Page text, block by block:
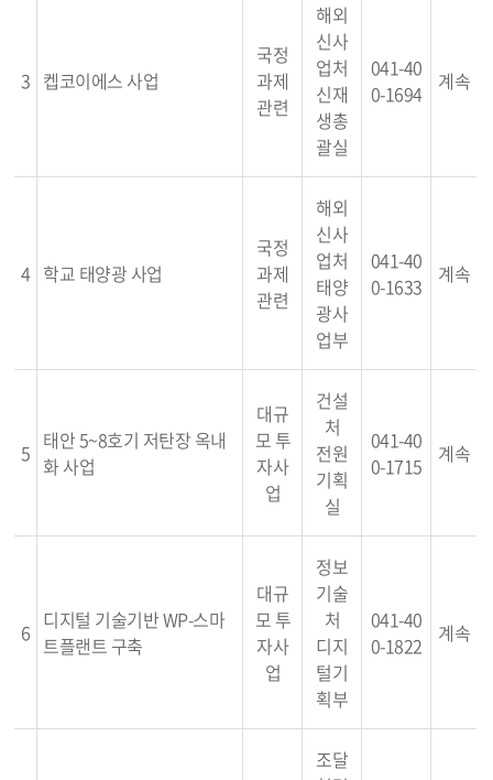
3 켑코이에스 사업
국정
과제
관련
해외
신사
업처
신재
생총
괄실
041-40
0-1694
계속
4 학교 태양광 사업
국정
과제
관련
해외
신사
업처
태양
광사
업부
041-40
0-1633
계속
5 태안 5~8호기 저탄장 옥내
화 사업
대규
모 투
자사
업
건설
처
전원
기획
실
041-40
0-1715
계속
6 디지털 기술기반 WP-스마
트플랜트 구축
대규
모 투
자사
업
정보
기술
처
디지
털기
획부
041-40
0-1822
계속
조달